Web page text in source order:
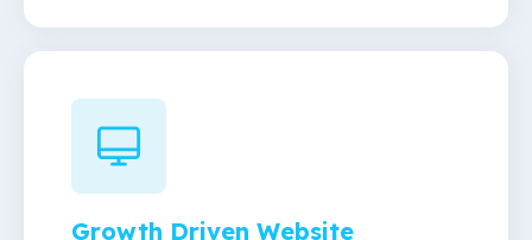
Growth Driven Website